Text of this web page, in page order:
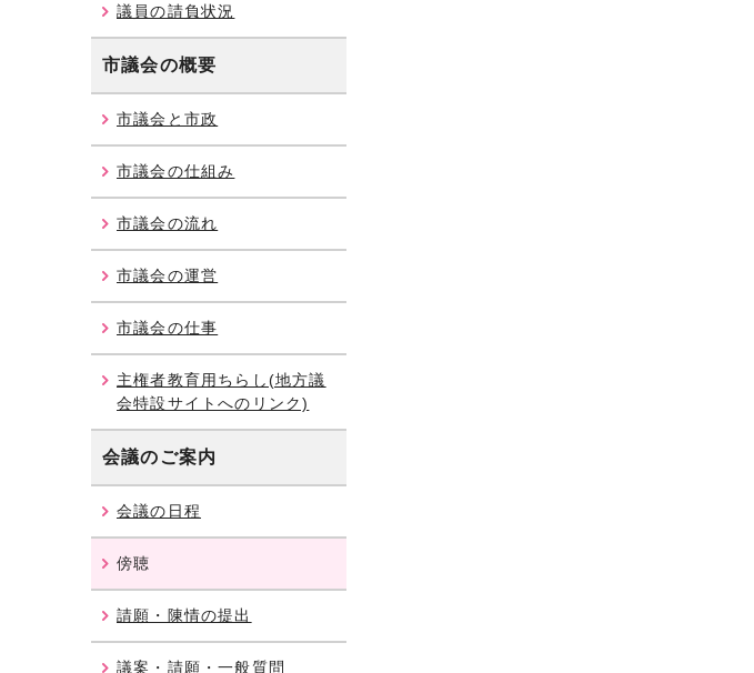
議員の請負状況
市議会の概要
市議会と市政
市議会の仕組み
市議会の流れ
市議会の運営
市議会の仕事
主権者教育用ちらし(地方議
会特設サイトへのリンク)
会議のご案内
会議の日程
傍聴
請願・陳情の提出
議案・請願・一般質問